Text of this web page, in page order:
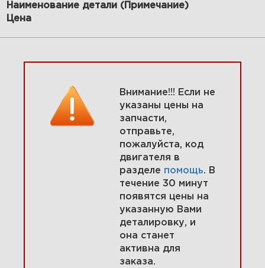
3 Карбюратор, мембраны
карбюратора 10C902-0115-01
Увеличить
Наименование детали (Примечание)
Цена
Внимание!!! Если не
указаны цены на
запчасти,
отправьте,
пожалуйста, код
двигателя в
разделе помощь. В
течение 30 минут
появятся цены на
указанную Вами
деталировку, и
она станет
активна для
заказа.